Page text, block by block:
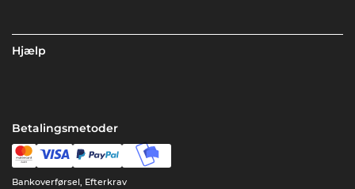
Hjælp
Betalingsmetoder
Bankoverførsel, Efterkrav